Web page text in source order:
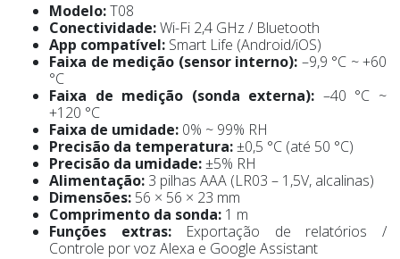
Modelo:T08
Conectividade:Wi-Fi 2,4 GHz / Bluetooth
App compatível: Smart Life (Android/iOS)
Faixa de medição (sensor interno): –9,9 °C ~ +60
°C
Faixa de medição (sonda externa): –40 °C ~
+120 °C
Faixa de umidade: 0% ~ 99% RH
Precisão da temperatura:±0,5 °C (até 50 °C)
Precisão da umidade:±5% RH
Alimentação: 3 pilhas AAA (LR03 – 1,5V, alcalinas)
Dimensões: 56 × 56 × 23 mm
Comprimento da sonda: 1 m
Funções extras:Exportação de relatórios /
Controle por voz Alexa e Google Assistant